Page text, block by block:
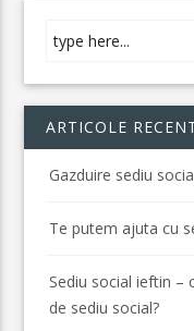
ARTICOLE
Gazduire sediu
Te putem ajuta cu
Sediu social ieftin –
de sediu social?